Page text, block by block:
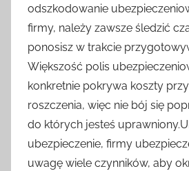
odszkodowanie
firmy, należy zawsze śledzić
ponosisz w trakcie
Większość polis
konkretnie pokrywa koszty
roszczenia, więc nie bój się
do których jesteś
ubezpieczenie, firmy
uwagę wiele czynników, aby